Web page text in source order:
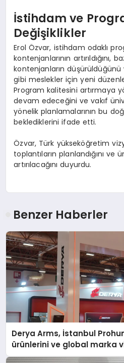
İstihdam ve
Değişiklikler
Erol Özvar, istihdam odaklı
kontenjanlarının artırıldığını,
kontenjanların
gibi meslekler için yeni
Program kalitesini artırmaya
devam edeceğini ve vakıf
yönelik planlamalarının bu
beklediklerini ifade etti.
Özvar, Türk yükseköğretim
toplantıların planlandığını ve
artırılacağını duyurdu.
Benzer Haberler
Derya Arms, İstanbul
ürünlerini ve global marka